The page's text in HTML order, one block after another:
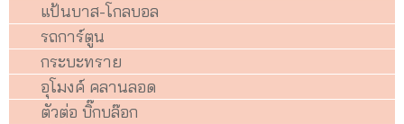
แป้นบาส-โกลบอล
รถการ์ตูน
กระบะทราย
อุโมงค์ คลานลอด
ตัวต่อ บิ๊กบล๊อก